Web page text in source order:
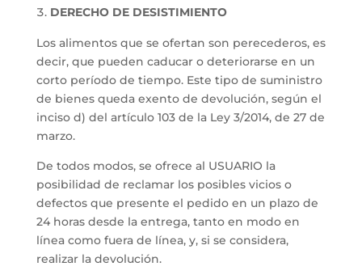
DERECHO DE DESISTIMIENTO
Los alimentos que se ofertan son perecederos, es
decir, que pueden caducar o deteriorarse en un
corto período de tiempo. Este tipo de suministro
de bienes queda exento de devolución, según el
inciso d) del artículo 103 de la Ley 3/2014, de 27 de
marzo.
De todos modos, se ofrece al USUARIO la
posibilidad de reclamar los posibles vicios o
defectos que presente el pedido en un plazo de
24 horas desde la entrega, tanto en modo en
línea como fuera de línea, y, si se considera,
realizar la devolución.